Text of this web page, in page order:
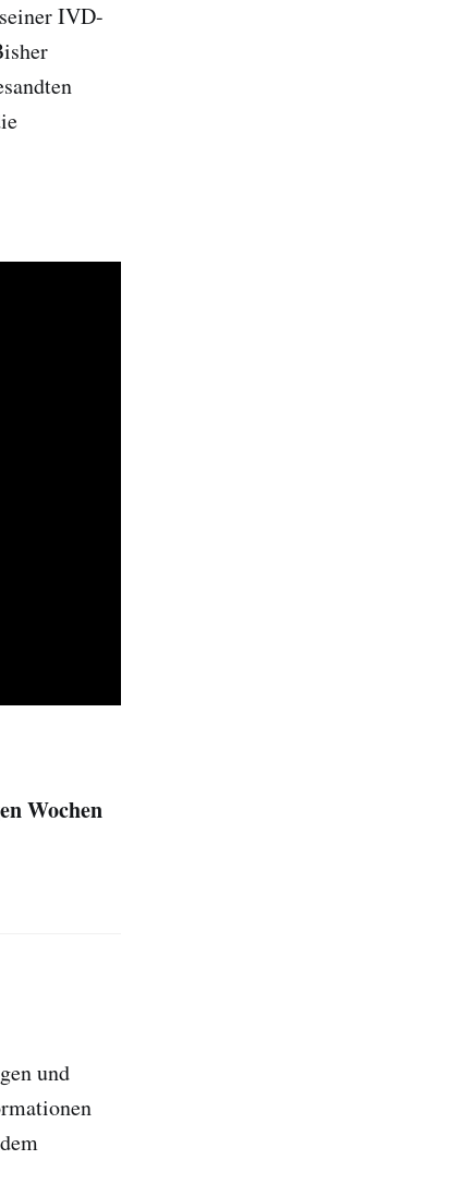
IVD-
Wochen
und